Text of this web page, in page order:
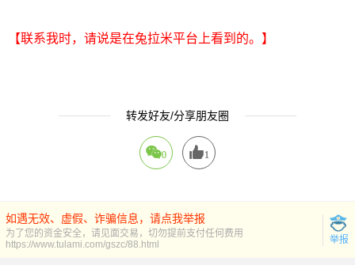
【联系我时，请说是在兔拉米平台上看到的。】
转发好友/分享朋友圈
0 1
如遇无效、虚假、诈骗信息，请点我举报
为了您的资金安全，请见面交易，切勿提前支付任何费用
举报
https://www.tulami.com/gszc/88.html